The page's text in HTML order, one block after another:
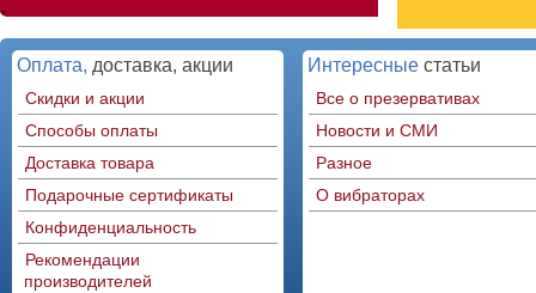
Оплата, доставка, акции
Скидки и акции
Способы оплаты
Доставка товара
Подарочные сертификаты
Конфиденциальность
Рекомендации
производителей
Интересные статьи
Все о презервативах
Новости и СМИ
Разное
О вибраторах